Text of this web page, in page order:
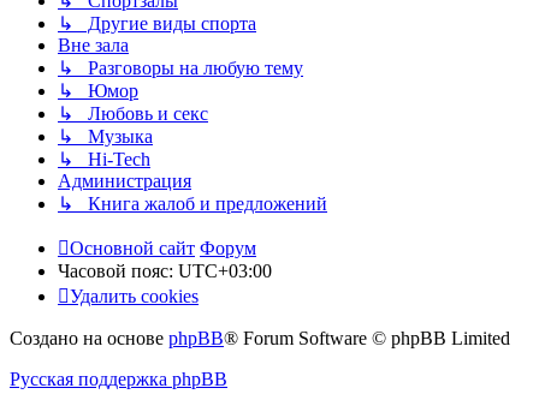
↳ Другие виды спорта
Вне зала
↳ Разговоры на любую тему
↳ Юмор
↳ Любовь и секс
↳ Музыка
↳ Hi-Tech
Администрация
↳ Книга жалоб и предложений
Основной сайт Форум
Часовой пояс: UTC+03:00
Удалить cookies
Создано на основе phpBB® Forum Software © phpBB Limited
Русская поддержка phpBB